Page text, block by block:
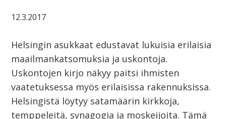
12.3.2017
Helsingin asukkaat edustavat lukuisia erilaisia
maailmankatsomuksia ja uskontoja.
Uskontojen kirjo näkyy paitsi ihmisten
vaatetuksessa myös erilaisissa rakennuksissa.
Helsingistä löytyy satamäärin kirkkoja,
temppeleitä, synagogia ja moskeijoita. Tämä